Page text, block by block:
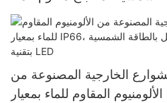
الخارجية المصنوعة من
الألومنيوم المقاوم للماء بمعيار IP66، بقدرات 60 و80